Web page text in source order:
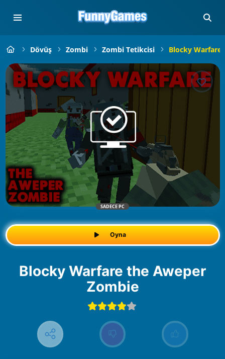
Dövüş Zombi Zombi Tetikcisi Blocky Warfare
SADECE PC
Oyna
Blocky Warfare the Aweper
Zombie